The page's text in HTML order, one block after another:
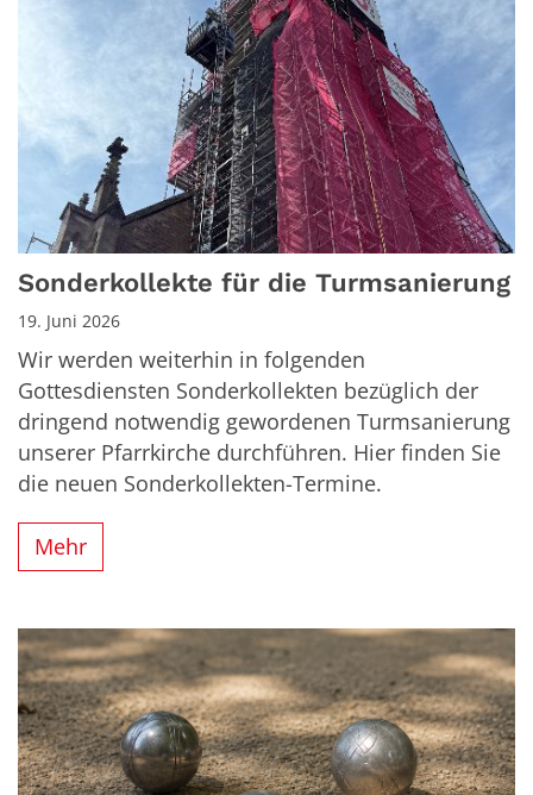
Sonderkollekte für die Turmsanierung
19. Juni 2026
Wir werden weiterhin in folgenden
Gottesdiensten Sonderkollekten bezüglich der
dringend notwendig gewordenen Turmsanierung
unserer Pfarrkirche durchführen. Hier finden Sie
die neuen Sonderkollekten-Termine.
Mehr